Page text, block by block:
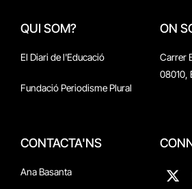
QUI SOM?
El Diari de l'Educació
Fundació Periodisme Plural
ON
Carrer
08010,
CONTACTA'NS
Ana Basanta
X